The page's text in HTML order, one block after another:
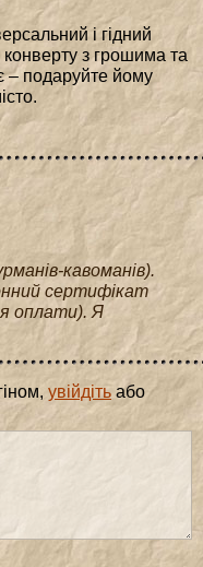
і гідний
з грошима та
– подаруйте йому
кавоманів).
сертифікат
оплати). Я
увійдіть або